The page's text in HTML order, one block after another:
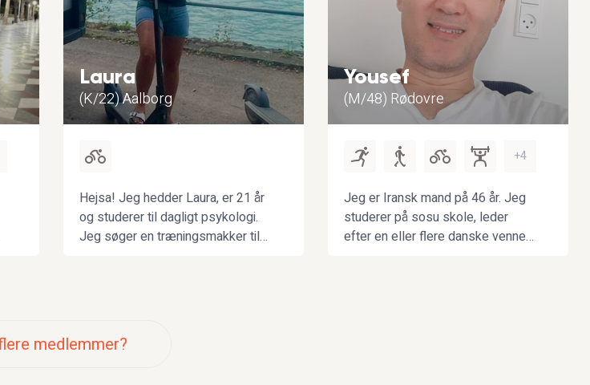
Laura
(K/22) Aalborg
Hejsa! Jeg hedder Laura, er 21 år
og studerer til dagligt psykologi.
Jeg søger en træningsmakker til
Yousef
(M/48) Rødovre
+4
Jeg er Iransk mand på 46 år. Jeg
studerer på sosu skole, leder
efter en eller flere danske venner
medlemmer?